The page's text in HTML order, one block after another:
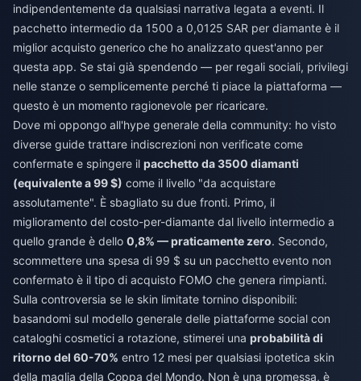
indipendentemente da qualsiasi narrativa legata a eventi. Il
pacchetto intermedio da 1500 a 0,0125 SAR per diamante è il
miglior acquisto generico che ho analizzato quest'anno per
questa app. Se stai già spendendo — per regali sociali, privilegi
nelle stanze o semplicemente perché ti piace la piattaforma —
questo è un momento ragionevole per ricaricare.
Dove mi oppongo all'hype generale della community: ho visto
diverse guide trattare indiscrezioni non verificate come
confermate e spingere il pacchetto da 3500 diamanti
(equivalente a 99 $) come il livello "da acquistare
assolutamente". È sbagliato su due fronti. Primo, il
miglioramento del costo-per-diamante dal livello intermedio a
quello grande è dello 0,8% — praticamente zero. Secondo,
scommettere una spesa di 99 $ su un pacchetto evento non
confermato è il tipo di acquisto FOMO che genera rimpianti.
Sulla controversia se le skin limitate tornino disponibili:
basandomi sul modello generale delle piattaforme social con
cataloghi cosmetici a rotazione, stimerei una probabilità di
ritorno del 60-70% entro 12 mesi per qualsiasi ipotetica skin
della maglia della Coppa del Mondo. Non è una promessa, è